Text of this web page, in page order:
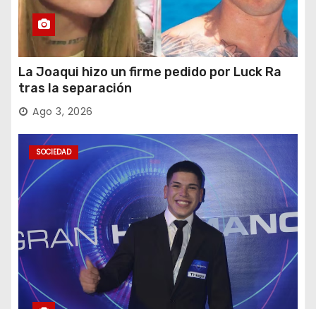
La Joaqui hizo un firme pedido por Luck Ra
tras la separación
Ago 3, 2026
SOCIEDAD